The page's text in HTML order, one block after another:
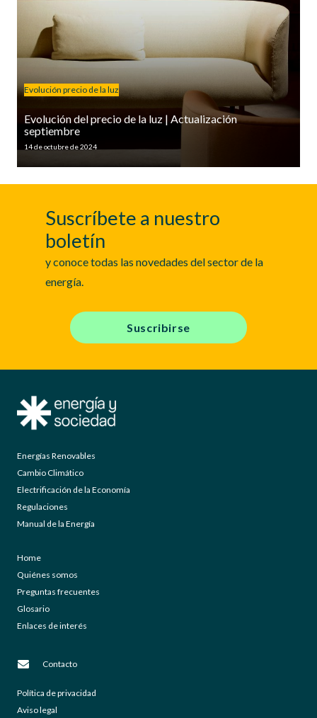
Evolución precio de la luz
Evolución del precio de la luz | Actualización
septiembre
14 de octubre de 2024
Suscríbete a nuestro
boletín
y conoce todas las novedades del sector de la
energía.
Suscribirse
Energías Renovables
Cambio Climático
Electrificación de la Economía
Regulaciones
Manual de la Energía
Home
Quiénes somos
Preguntas frecuentes
Glosario
Enlaces de interés
Contacto
Política de privacidad
Aviso legal